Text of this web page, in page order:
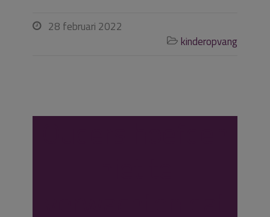
 28 februari 2022
 kinderopvang